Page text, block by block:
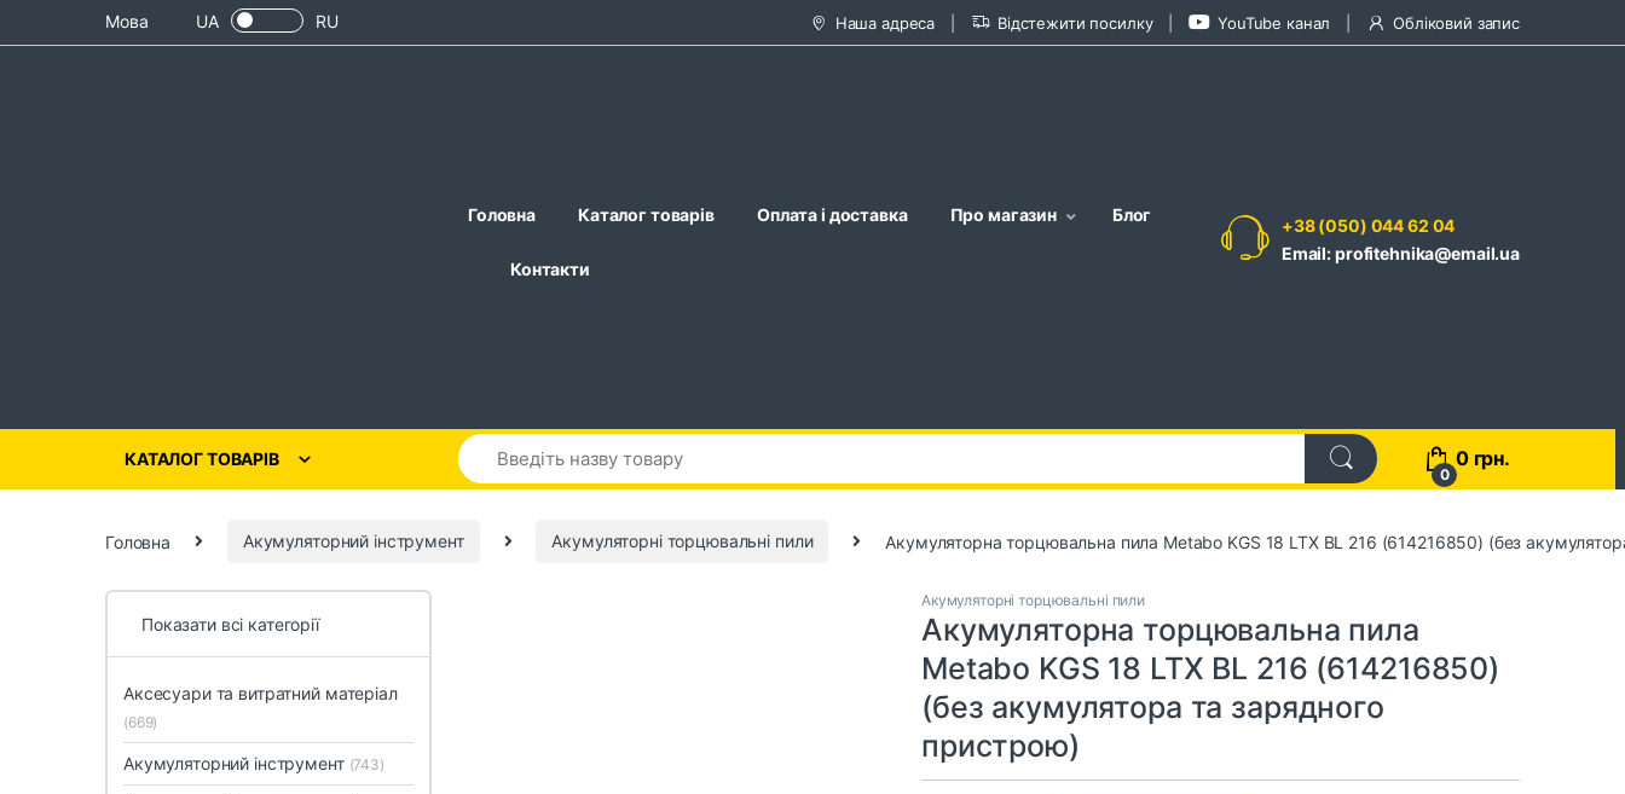
Skip to navigation
Skip to contentМова UA RU Наша адреса Відстежити посилку YouTube канал Обліковий запис
Головна Каталог товарів Оплата і доставка Про магазин Блог
Контакти
+38 (050) 044 62 04
Email: profitehnika@email.ua
КАТАЛОГ ТОВАРІВ
0
0 грн.
Головна Акумуляторний інструмент Акумуляторні торцювальні пили Акумуляторна торцювальна пила Metabo KGS 18 LTX BL 216 (614216850) (без
Акумуляторні торцювальні пили
Акумуляторна торцювальна пила
Metabo KGS 18 LTX BL 216 (614216850)
(без акумулятора та зарядного
пристрою)
Показати всі категорії
Аксесуари та витратний матеріал
(669)
Акумуляторний інструмент (743)